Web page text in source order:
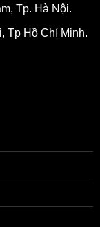
Tp. Hà Nội.
Tp Hồ Chí Minh.